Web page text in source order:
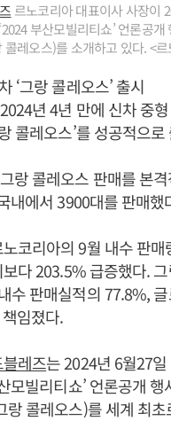
르노코리아 대표이사 사장이
부산모빌리티쇼’ 언론공개
콜레오스)를 소개하고 있다. <
‘그랑 콜레오스’ 출시
년 4년 만에 신차 중
콜레오스’를 성공적으
랑 콜레오스 판매를 본
내에서 3900대를 판매했
코리아의 9월 내수 판
다 203.5% 급증했다.
수 판매실적의 77.8%,
임졌다.
레즈는 2024년 6월27
모빌리티쇼’ 언론공개 행
랑 콜레오스)를 세계 최